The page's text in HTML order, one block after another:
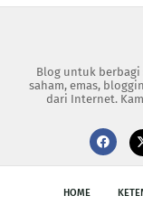
Blog untuk berbagi
saham, emas,
dari Internet.
HOME